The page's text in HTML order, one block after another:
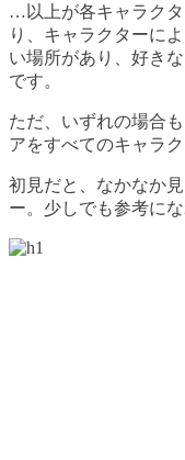
…以上が各キャラク
り、キャラクターに
い場所があり、好き
です。
ただ、いずれの場合
アをすべてのキャラ
初見だと、なかなか
ー。少しでも参考にな